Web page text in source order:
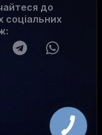
до
соціальних
: